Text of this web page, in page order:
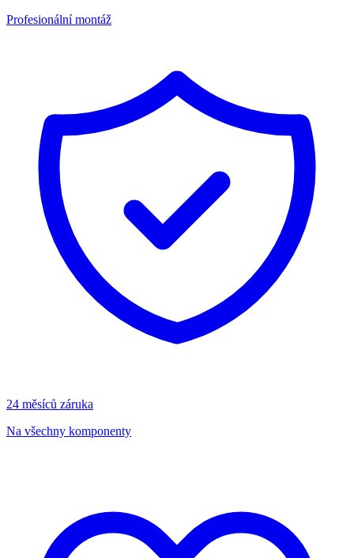
Profesionální montáž
24 měsíců záruka
Na všechny komponenty